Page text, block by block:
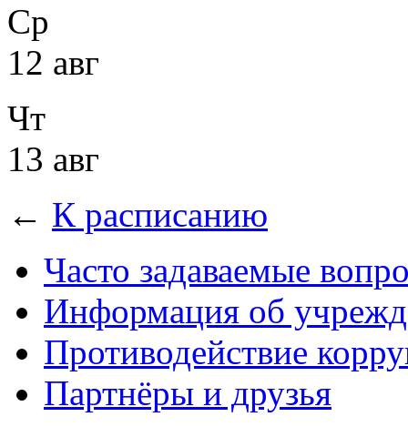
Ср
12 авг
Чт
13 авг
← К расписанию
Часто задаваемые
Информация об
Противодействие
Партнёры и друзья